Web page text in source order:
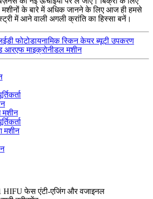
मशीनों के बारे में अधिक जानने के लिए आज ही हमसे
में आने वाली अगली क्रांति का हिस्सा बनें।
फोटोडायनामिक स्किन केयर ब्यूटी उपकरण
आरएफ माइक्रोनीडल मशीन
मशीन